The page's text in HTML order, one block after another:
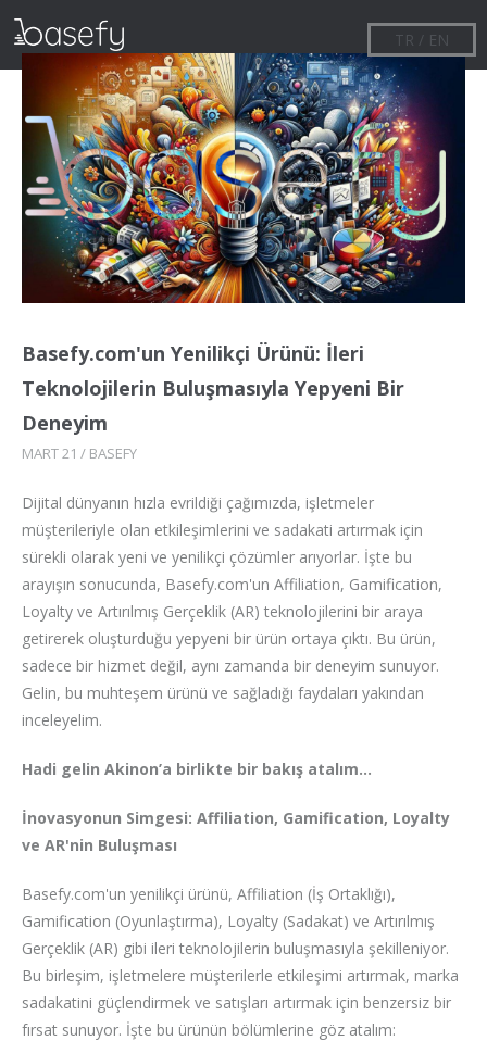
TR / EN
Basefy.com'un Yenilikçi Ürünü: İleri
Teknolojilerin Buluşmasıyla Yepyeni Bir
Deneyim
MART 21 / BASEFY
Dijital dünyanın hızla evrildiği çağımızda, işletmeler
müşterileriyle olan etkileşimlerini ve sadakati artırmak için
sürekli olarak yeni ve yenilikçi çözümler arıyorlar. İşte bu
arayışın sonucunda, Basefy.com'un Affiliation, Gamification,
Loyalty ve Artırılmış Gerçeklik (AR) teknolojilerini bir araya
getirerek oluşturduğu yepyeni bir ürün ortaya çıktı. Bu ürün,
sadece bir hizmet değil, aynı zamanda bir deneyim sunuyor.
Gelin, bu muhteşem ürünü ve sağladığı faydaları yakından
inceleyelim.
Hadi gelin Akinon’a birlikte bir bakış atalım…
İnovasyonun Simgesi: Affiliation, Gamification, Loyalty
ve AR'nin Buluşması
Basefy.com'un yenilikçi ürünü, Affiliation (İş Ortaklığı),
Gamification (Oyunlaştırma), Loyalty (Sadakat) ve Artırılmış
Gerçeklik (AR) gibi ileri teknolojilerin buluşmasıyla şekilleniyor.
Bu birleşim, işletmelere müşterilerle etkileşimi artırmak, marka
sadakatini güçlendirmek ve satışları artırmak için benzersiz bir
fırsat sunuyor. İşte bu ürünün bölümlerine göz atalım: